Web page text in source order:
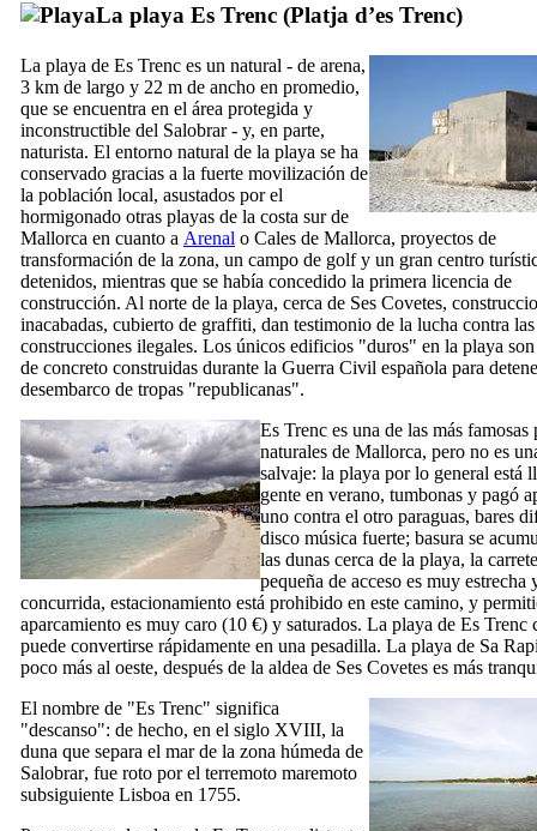
La playa Es Trenc (Platja d’es Trenc)
La playa de Es Trenc es un natural - de arena,
3 km de largo y 22 m de ancho en promedio,
que se encuentra en el área protegida y
inconstructible del Salobrar- y, en parte,
naturista. El entorno natural de la playa se ha
conservado gracias a la fuerte movilización de
la población local, asustados por el
hormigonado otras playas de la costa sur de
Mallorca en cuanto a Arenal o Cales de Mallorca, proyectos de
transformación de la zona, un campo de golf y un gran centro
detenidos, mientras que se había concedido la primera licencia de
construcción. Al norte de la playa, cerca de Ses Covetes,
inacabadas, cubierto de graffiti, dan testimonio de la lucha contra las
construcciones ilegales. Los únicos edificios "duros" en la playa
de concreto construidas durante la Guerra Civil española para
desembarco de tropas "republicanas".
Es Trenc es una de las más famosas
naturales de Mallorca, pero no es
salvaje: la playa por lo general está
gente en verano, tumbonas y pagó
uno contra el otro paraguas, bares
disco música fuerte; basura se
las dunas cerca de la playa, la
pequeña de acceso es muy estrecha
concurrida, estacionamiento está prohibido en este camino, y
aparcamiento es muy caro (10 €) y saturados. La playa de Es Trenc
puede convertirse rápidamente en una pesadilla. La playa de Sa
poco más al oeste, después de la aldea de Ses Covetes es más
El nombre de "Es Trenc" significa
"descanso": de hecho, en el siglo XVIII, la
duna que separa el mar de la zona húmeda de
Salobrar, fue roto por el terremoto maremoto
subsiguiente Lisboa en 1755.